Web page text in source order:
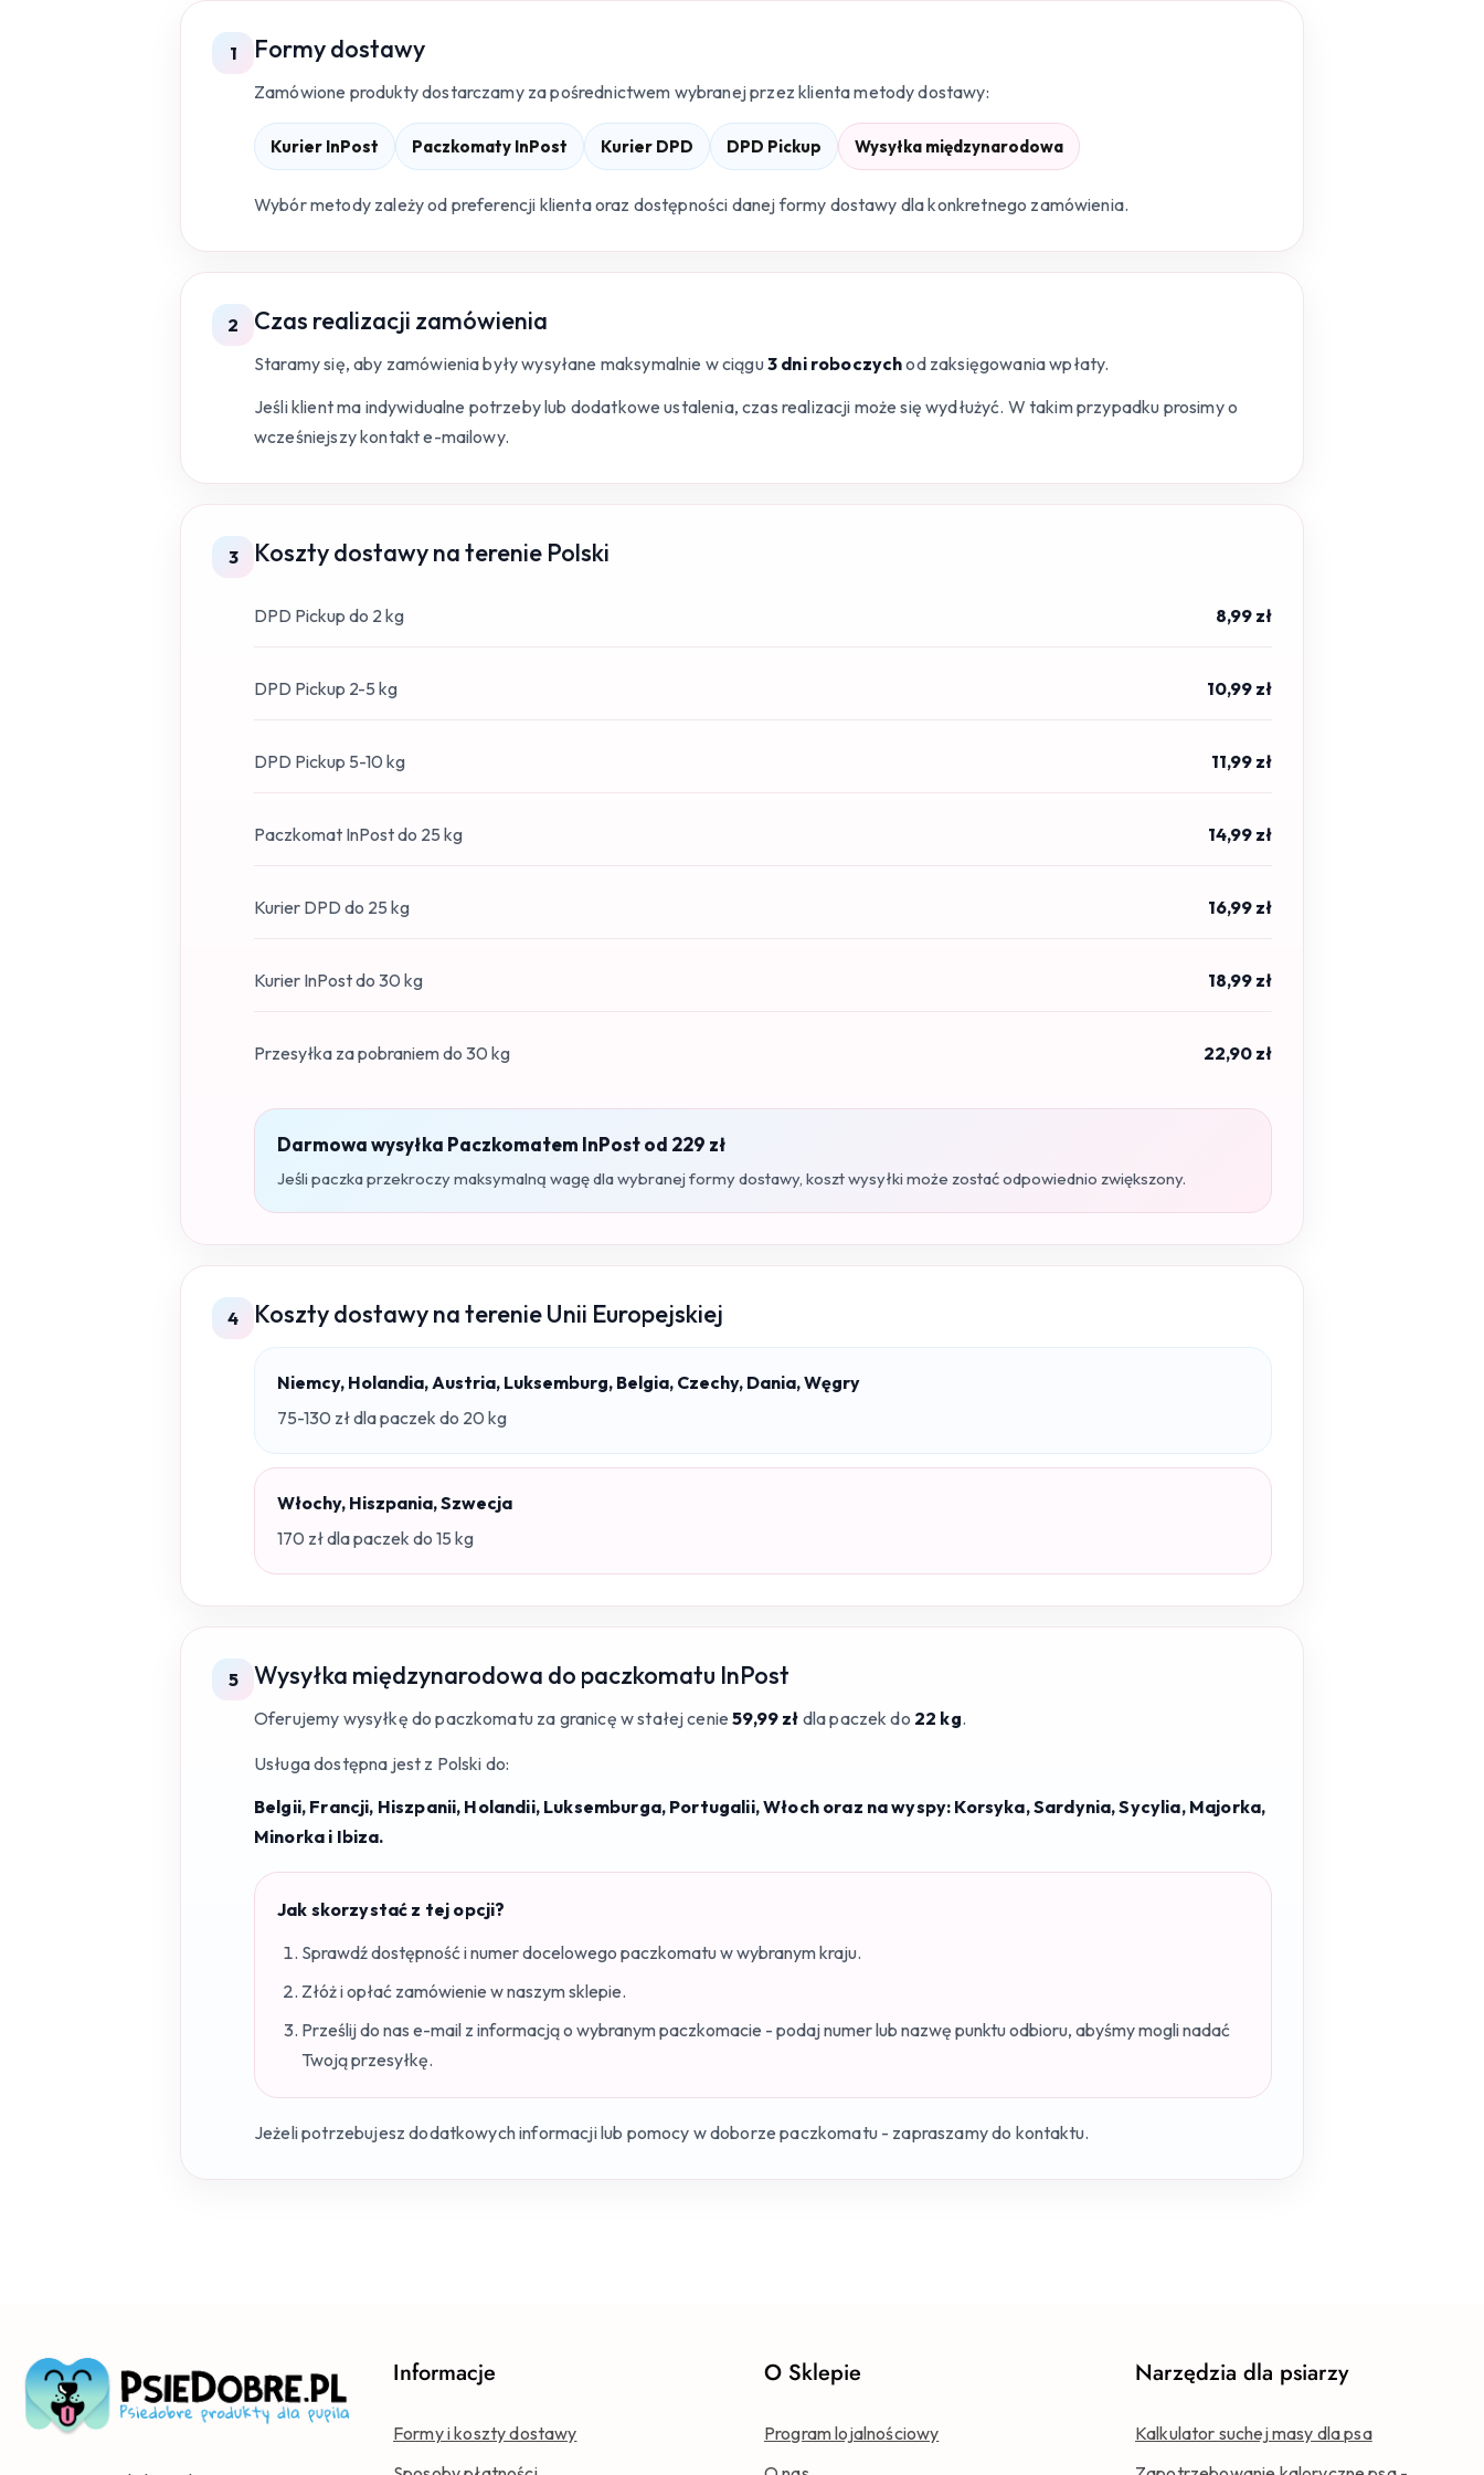
1 Formy dostawy
Zamówione produkty dostarczamy za pośrednictwem wybranej przez klienta metody dostawy:
Kurier InPost Paczkomaty InPost Kurier DPD DPD Pickup Wysyłka międzynarodowa
Wybór metody zależy od preferencji klienta oraz dostępności danej formy dostawy dla konkretnego zamówienia.
2 Czas realizacji zamówienia
Staramy się, aby zamówienia były wysyłane maksymalnie w ciągu3 dni roboczychod zaksięgowania wpłaty.
Jeśli klient ma indywidualne potrzeby lub dodatkowe ustalenia, czas realizacji może się wydłużyć. W takim przypadku prosimy o
wcześniejszy kontakt e-mailowy.
3 Koszty dostawy na terenie Polski
DPD Pickup do 2 kg 8,99 zł
DPD Pickup 2-5 kg 10,99 zł
DPD Pickup 5-10 kg 11,99 zł
Paczkomat InPost do 25 kg 14,99 zł
Kurier DPD do 25 kg 16,99 zł
Kurier InPost do 30 kg 18,99 zł
Przesyłka za pobraniem do 30 kg 22,90 zł
Darmowa wysyłka Paczkomatem InPost od 229 zł
Jeśli paczka przekroczy maksymalną wagę dla wybranej formy dostawy, koszt wysyłki może zostać odpowiednio zwiększony.
4 Koszty dostawy na terenie Unii Europejskiej
Niemcy, Holandia, Austria, Luksemburg, Belgia, Czechy, Dania, Węgry
75-130 zł dla paczek do 20 kg
Włochy, Hiszpania, Szwecja
170 zł dla paczek do 15 kg
5 Wysyłka międzynarodowa do paczkomatu InPost
Oferujemy wysyłkę do paczkomatu za granicę w stałej cenie59,99 zł dla paczek do 22 kg.
Usługa dostępna jest z Polski do:
Belgii, Francji, Hiszpanii, Holandii, Luksemburga, Portugalii, Włoch oraz na wyspy: Korsyka, Sardynia, Sycylia, Majorka,
Minorka i Ibiza.
Jak skorzystać z tej opcji?
Sprawdź dostępność i numer docelowego paczkomatu w wybranym kraju.
Złóż i opłać zamówienie w naszym sklepie.
Prześlij do nas e-mail z informacją o wybranym paczkomacie - podaj numer lub nazwę punktu odbioru, abyśmy mogli nadać
Twoją przesyłkę.
Jeżeli potrzebujesz dodatkowych informacji lub pomocy w doborze paczkomatu - zapraszamy do kontaktu.
Informacje
Formy i koszty dostawy
O Sklepie
Program lojalnościowy
Narzędzia dla psiarzy
Kalkulator suchej masy dla psa